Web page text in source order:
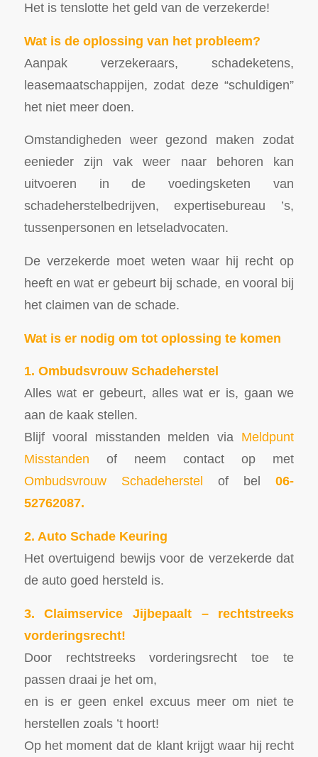
Het is tenslotte het geld van de verzekerde!
Wat is de oplossing van het probleem?
Aanpak verzekeraars, schadeketens,
leasemaatschappijen, zodat deze “schuldigen”
het niet meer doen.
Omstandigheden weer gezond maken zodat
eenieder zijn vak weer naar behoren kan
uitvoeren in de voedingsketen van
schadeherstelbedrijven, expertisebureau ’s,
tussenpersonen en letseladvocaten.
De verzekerde moet weten waar hij recht op
heeft en wat er gebeurt bij schade, en vooral bij
het claimen van de schade.
Wat is er nodig om tot oplossing te komen
1. Ombudsvrouw Schadeherstel
Alles wat er gebeurt, alles wat er is, gaan we
aan de kaak stellen.
Blijf vooral misstanden melden via Meldpunt
Misstanden of neem contact op met
Ombudsvrouw Schadeherstel of bel06-
52762087.
2. Auto Schade Keuring
Het overtuigend bewijs voor de verzekerde dat
de auto goed hersteld is.
3. Claimservice Jijbepaalt – rechtstreeks
vorderingsrecht!
Door rechtstreeks vorderingsrecht toe te
passen draai je het om,
en is er geen enkel excuus meer om niet te
herstellen zoals ’t hoort!
Op het moment dat de klant krijgt waar hij recht